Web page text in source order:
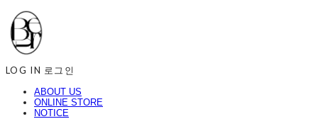
LOG IN 로그인
ABOUT US
ONLINE STORE
NOTICE